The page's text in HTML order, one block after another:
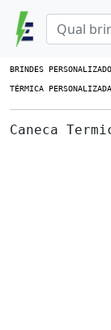
BRINDES
TÉRMICA PERSONALIZADA
Caneca